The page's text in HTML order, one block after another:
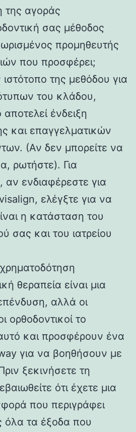
της αγοράς
σας μέθοδος
προμηθευτής
που προσφέρει;
ιστότοπο της μεθόδου για
του κλάδου,
ένδειξη
και επαγγελματικών
(Αν δεν μπορείτε να
ρωτήστε). Για
αν ενδιαφέρεστε για
ελέγξτε για να
η κατάσταση του
σας και του ιατρείου
θεραπεία είναι μια
αλλά οι
ορθοδοντικοί το
και προσφέρουν ένα
για να βοηθήσουν με
ξεκινήσετε τη
ότι έχετε μια
που περιγράφει
όλα τα έξοδα που